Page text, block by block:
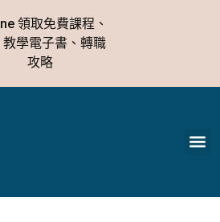
領取免費課程、
教學電子書、轉職
攻略